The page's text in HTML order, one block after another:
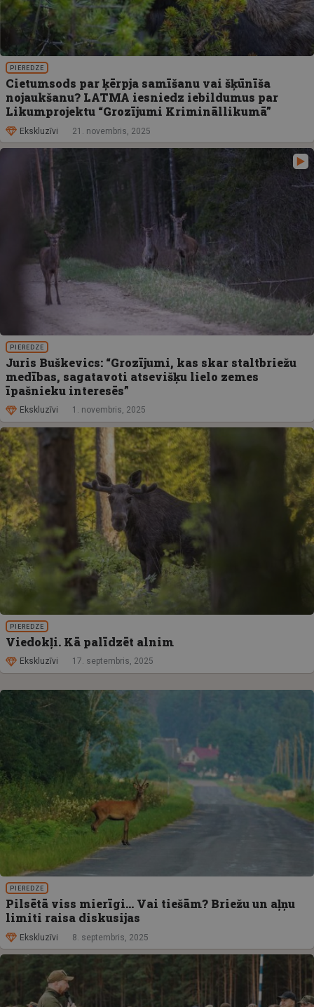
PIEREDZE
Cietumsods par ķērpja samīšanu vai šķūnīša
nojaukšanu? LATMA iesniedz iebildumus par
Likumprojektu “Grozījumi Krimināllikumā”
Ekskluzīvi 21. novembris, 2025
PIEREDZE
Juris Buškevics: “Grozījumi, kas skar staltbriežu
medības, sagatavoti atsevišķu lielo zemes
īpašnieku interesēs”
Ekskluzīvi 1. novembris, 2025
PIEREDZE
Viedokļi. Kā palīdzēt alnim
Ekskluzīvi 17. septembris, 2025
PIEREDZE
Pilsētā viss mierīgi… Vai tiešām? Briežu un aļņu
limiti raisa diskusijas
Ekskluzīvi 8. septembris, 2025